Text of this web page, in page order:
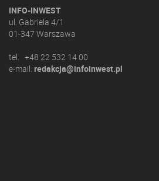
INFO-INWEST
ul. Gabriela 4/1
01-347 Warszawa
tel. +48 22 532 14 00
e-mail: redakcja@infoinwest.pl